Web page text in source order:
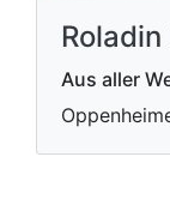
Aus aller